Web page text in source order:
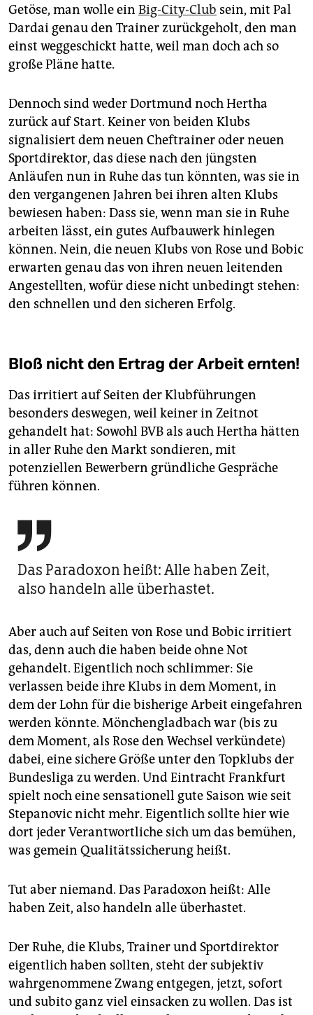
Getöse, man wolle ein Big-City-Club sein, mit Pal
Dardai genau den Trainer zurückgeholt, den man
einst weggeschickt hatte, weil man doch ach so
große Pläne hatte.
Dennoch sind weder Dortmund noch Hertha
zurück auf Start. Keiner von beiden Klubs
signalisiert dem neuen Cheftrainer oder neuen
Sportdirektor, das diese nach den jüngsten
Anläufen nun in Ruhe das tun könnten, was sie in
den vergangenen Jahren bei ihren alten Klubs
bewiesen haben: Dass sie, wenn man sie in Ruhe
arbeiten lässt, ein gutes Aufbauwerk hinlegen
können. Nein, die neuen Klubs von Rose und Bobic
erwarten genau das von ihren neuen leitenden
Angestellten, wofür diese nicht unbedingt stehen:
den schnellen und den sicheren Erfolg.
Bloß nicht den Ertrag der Arbeit ernten!
Das irritiert auf Seiten der Klubführungen
besonders deswegen, weil keiner in Zeitnot
gehandelt hat: Sowohl BVB als auch Hertha hätten
in aller Ruhe den Markt sondieren, mit
potenziellen Bewerbern gründliche Gespräche
führen können.

Das Paradoxon heißt: Alle haben Zeit,
also handeln alle überhastet.
Aber auch auf Seiten von Rose und Bobic irritiert
das, denn auch die haben beide ohne Not
gehandelt. Eigentlich noch schlimmer: Sie
verlassen beide ihre Klubs in dem Moment, in
dem der Lohn für die bisherige Arbeit eingefahren
werden könnte. Mönchengladbach war (bis zu
dem Moment, als Rose den Wechsel verkündete)
dabei, eine sichere Größe unter den Topklubs der
Bundesliga zu werden. Und Eintracht Frankfurt
spielt noch eine sensationell gute Saison wie seit
Stepanovic nicht mehr. Eigentlich sollte hier wie
dort jeder Verantwortliche sich um das bemühen,
was gemein Qualitätssicherung heißt.
Tut aber niemand. Das Paradoxon heißt: Alle
haben Zeit, also handeln alle überhastet.
Der Ruhe, die Klubs, Trainer und Sportdirektor
eigentlich haben sollten, steht der subjektiv
wahrgenommene Zwang entgegen, jetzt, sofort
und subito ganz viel einsacken zu wollen. Das ist